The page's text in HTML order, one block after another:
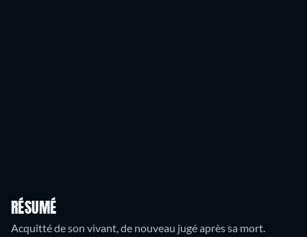
RÉSUMÉ
Acquitté de son vivant, de nouveau jugé après sa mort.